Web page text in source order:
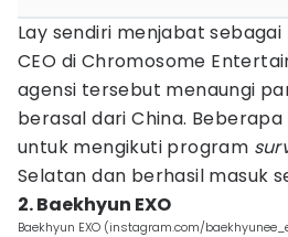
Lay sendiri menjabat sebagai
CEO di Chromosome
agensi tersebut menaungi
berasal dari China.
untuk mengikuti program
Selatan dan berhasil masuk
2. Baekhyun EXO
Baekhyun EXO (instagram.com/